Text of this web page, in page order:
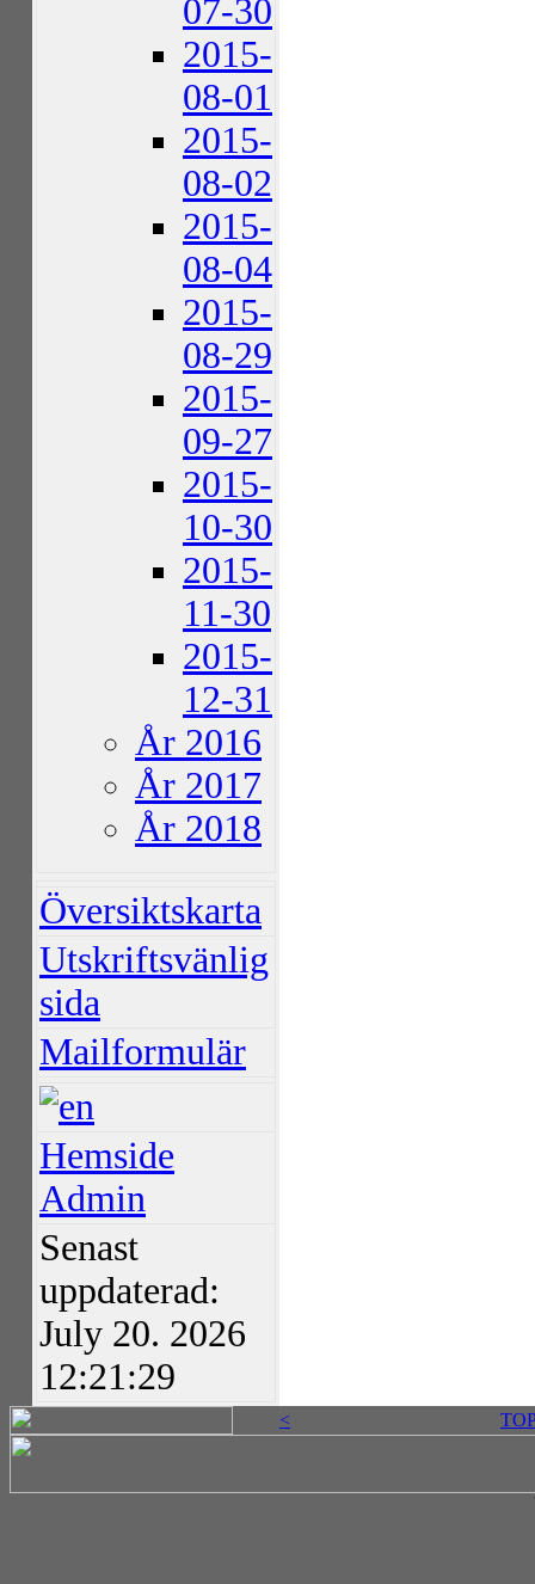
07-30
2015-
08-01
2015-
08-02
2015-
08-04
2015-
08-29
2015-
09-27
2015-
10-30
2015-
11-30
2015-
12-31
År 2016
År 2017
År 2018
Översiktskarta
Utskriftsvänlig
sida
Mailformulär
Hemside
Admin
Senast
uppdaterad:
July 20. 2026
12:21:29
<